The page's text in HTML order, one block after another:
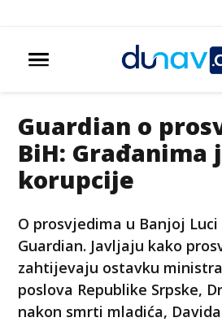
Guardian o
BiH: Građanima
korupcije
O prosvjedima u Banjoj
Guardian. Javljaju kako
zahtijevaju ostavku
poslova Republike Srpske,
nakon smrti mladića,